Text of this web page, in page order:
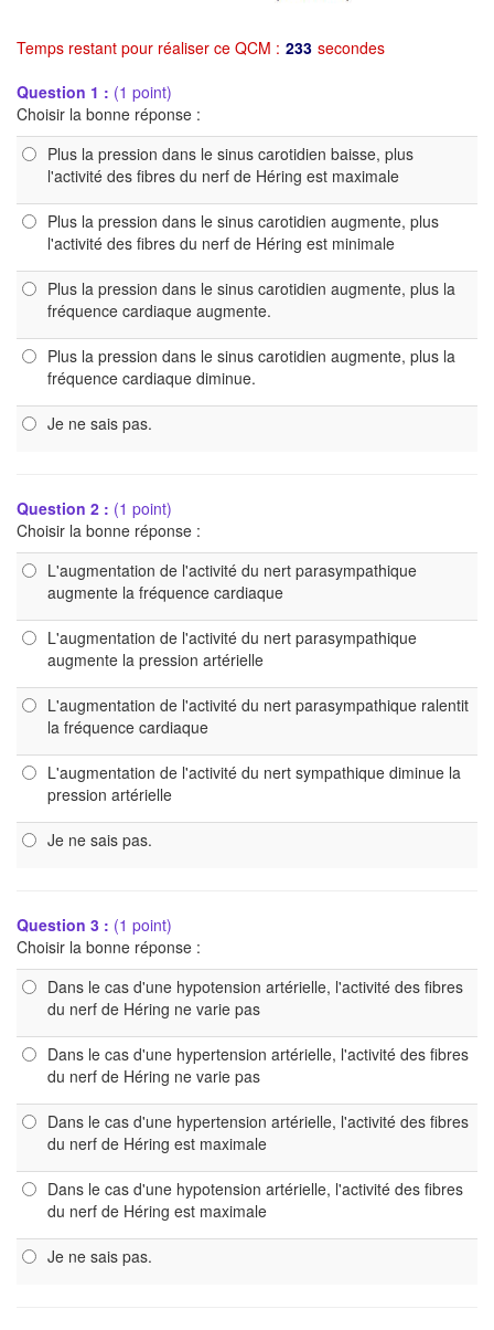
Temps restant pour réaliser ce QCM : 233 secondes
Question 1 : (1 point)
Choisir la bonne réponse :
Plus la pression dans le sinus carotidien baisse, plus
l'activité des fibres du nerf de Héring est maximale
Plus la pression dans le sinus carotidien augmente, plus
l'activité des fibres du nerf de Héring est minimale
Plus la pression dans le sinus carotidien augmente, plus la
fréquence cardiaque augmente.
Plus la pression dans le sinus carotidien augmente, plus la
fréquence cardiaque diminue.
Je ne sais pas.
Question 2 : (1 point)
Choisir la bonne réponse :
L'augmentation de l'activité du nert parasympathique
augmente la fréquence cardiaque
L'augmentation de l'activité du nert parasympathique
augmente la pression artérielle
L'augmentation de l'activité du nert parasympathique ralentit
la fréquence cardiaque
L'augmentation de l'activité du nert sympathique diminue la
pression artérielle
Je ne sais pas.
Question 3 : (1 point)
Choisir la bonne réponse :
Dans le cas d'une hypotension artérielle, l'activité des fibres
du nerf de Héring ne varie pas
Dans le cas d'une hypertension artérielle, l'activité des fibres
du nerf de Héring ne varie pas
Dans le cas d'une hypertension artérielle, l'activité des fibres
du nerf de Héring est maximale
Dans le cas d'une hypotension artérielle, l'activité des fibres
du nerf de Héring est maximale
Je ne sais pas.